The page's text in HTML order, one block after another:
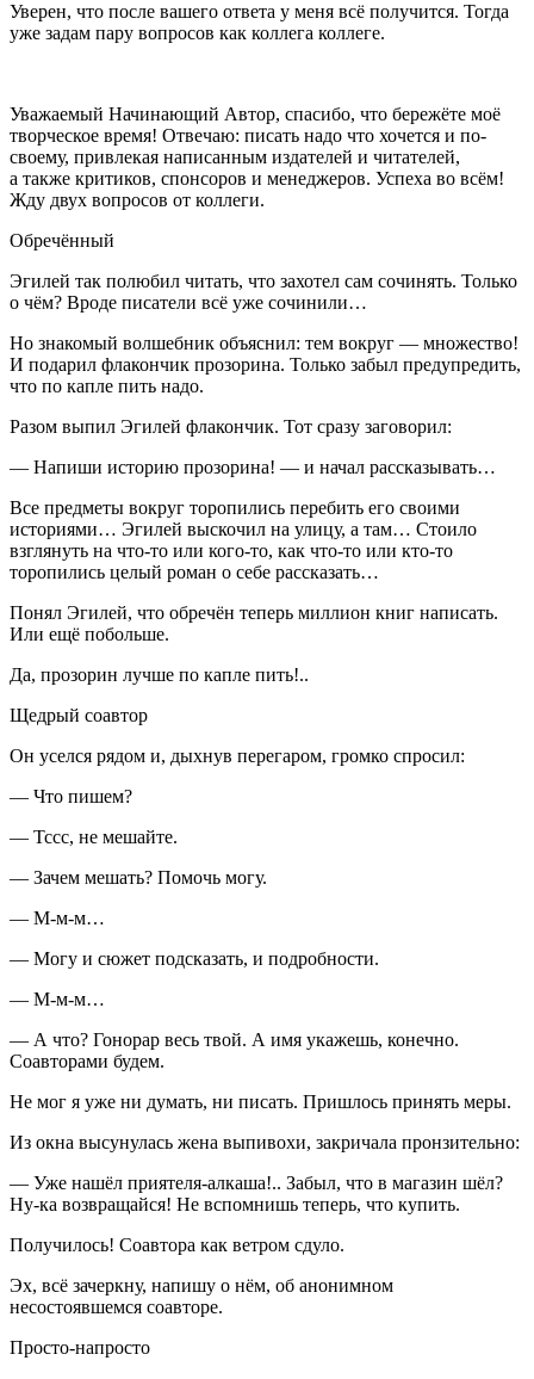
Уверен, что после вашего ответа у меня всё получится. Тогда
уже задам пару вопросов как коллега коллеге.
Уважаемый Начинающий Автор, спасибо, что бережёте моё
творческое время! Отвечаю: писать надо что хочется и по-
своему, привлекая написанным издателей и читателей,
а также критиков, спонсоров и менеджеров. Успеха во всём!
Жду двух вопросов от коллеги.
Обречённый
Эгилей так полюбил читать, что захотел сам сочинять. Только
о чём? Вроде писатели всё уже сочинили…
Но знакомый волшебник объяснил: тем вокруг — множество!
И подарил флакончик прозорина. Только забыл предупредить,
что по капле пить надо.
Разом выпил Эгилей флакончик. Тот сразу заговорил:
— Напиши историю прозорина! — и начал рассказывать…
Все предметы вокруг торопились перебить его своими
историями… Эгилей выскочил на улицу, а там… Стоило
взглянуть на что-то или кого-то, как что-то или кто-то
торопились целый роман о себе рассказать…
Понял Эгилей, что обречён теперь миллион книг написать.
Или ещё побольше.
Да, прозорин лучше по капле пить!..
Щедрый соавтор
Он уселся рядом и, дыхнув перегаром, громко спросил:
— Что пишем?
— Тссс, не мешайте.
— Зачем мешать? Помочь могу.
— М-м-м…
— Могу и сюжет подсказать, и подробности.
— М-м-м…
— А что? Гонорар весь твой. А имя укажешь, конечно.
Соавторами будем.
Не мог я уже ни думать, ни писать. Пришлось принять меры.
Из окна высунулась жена выпивохи, закричала пронзительно:
— Уже нашёл приятеля-алкаша!.. Забыл, что в магазин шёл?
Ну-ка возвращайся! Не вспомнишь теперь, что купить.
Получилось! Соавтора как ветром сдуло.
Эх, всё зачеркну, напишу о нём, об анонимном
несостоявшемся соавторе.
Просто-напросто